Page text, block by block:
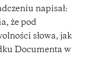
napisał:
że pod
słowa, jak
Documenta w